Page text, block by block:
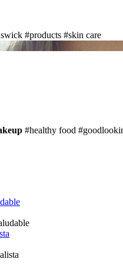
#products #skin care
#healthy food